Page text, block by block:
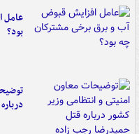
عامل
بود؟